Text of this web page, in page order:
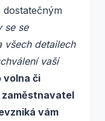
se se
všech detailech
vaší
volna či
zaměstnavatel
vám